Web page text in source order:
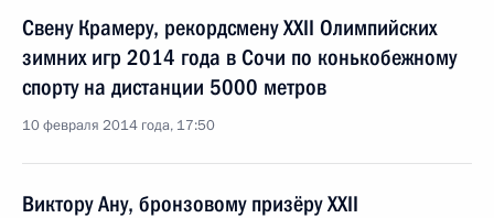
Свену Крамеру, рекордсмену XXII Олимпийских
зимних игр 2014 года в Сочи по конькобежному
спорту на дистанции 5000 метров
10 февраля 2014 года, 17:50
Виктору Ану, бронзовому призёру XXII